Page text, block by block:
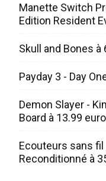
Manette Switch
Edition Resident
Skull and Bones à
Payday 3 - Day
Demon Slayer -
Board à 13.99
Ecouteurs sans fil
Reconditionné à